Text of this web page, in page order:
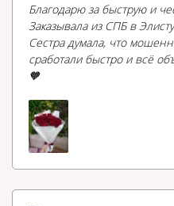
Благодарю за быструю и
Заказывала из СПБ в
Сестра думала, что
сработали быстро и всё
🧡